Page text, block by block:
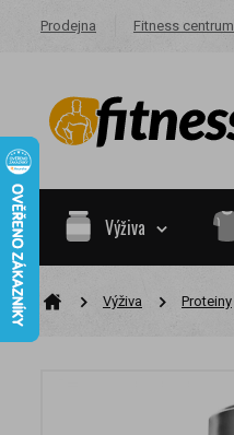
Prodejna Fitness centrum
Výživa
Výživa Proteiny